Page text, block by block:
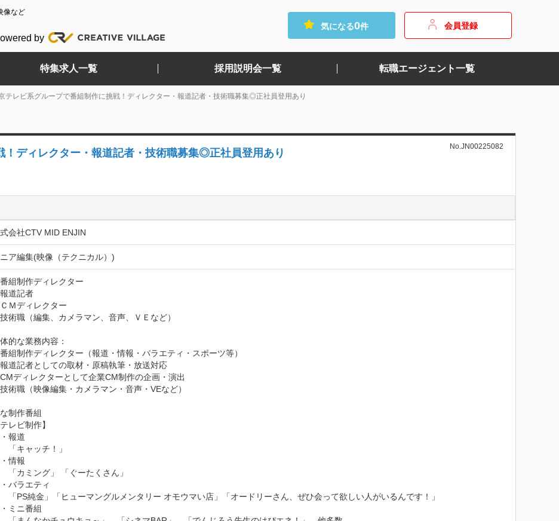
像など
by
気になる0件 会員登録
特集求人一覧 採用説明会一覧 転職エージェント一覧
テレビ系グループで番組制作に挑戦！ディレクター・報道記者・技術職募集◎正社員登用あり
！ディレクター・報道記者・技術職募集◎正社員登用あり
No.JN00225082
会社CTV MID ENJIN
ニア編集(映像（テクニカル）)
番組制作ディレクター
報道記者
ＣＭディレクター
技術職（編集、カメラマン、音声、ＶＥなど）
的な業務内容：
番組制作ディレクター（報道・情報・バラエティ・スポーツ等）
報道記者としての取材・原稿執筆・放送対応
CMディレクターとして企業CM制作の企画・演出
技術職（映像編集・カメラマン・音声・VEなど）
制作番組
テレビ制作】
報道
キャッチ！」
情報
カミング」 「ぐーたくさん」
バラエティ
PS純金」「ヒューマングルメンタリー オモウマい店」「オードリーさん、ぜひ会って欲しい人がいるんです！」
ミニ番組